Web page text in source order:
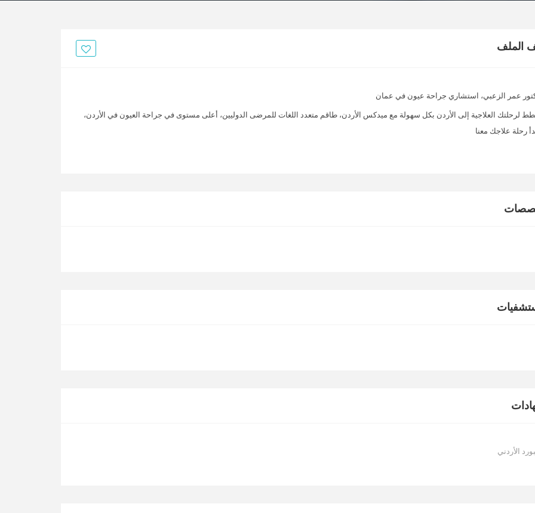
الملف
عمر الزعبي، استشاري جراحة عيون في عمان
لرحلتك العلاجية إلى الأردن بكل سهولة مع ميدكس الأردن، طاقم متعدد اللغات للمرضى الدوليين، أعلى مستوى في جراحة العيون في الأردن،
رحلة علاجك معنا
الأردني